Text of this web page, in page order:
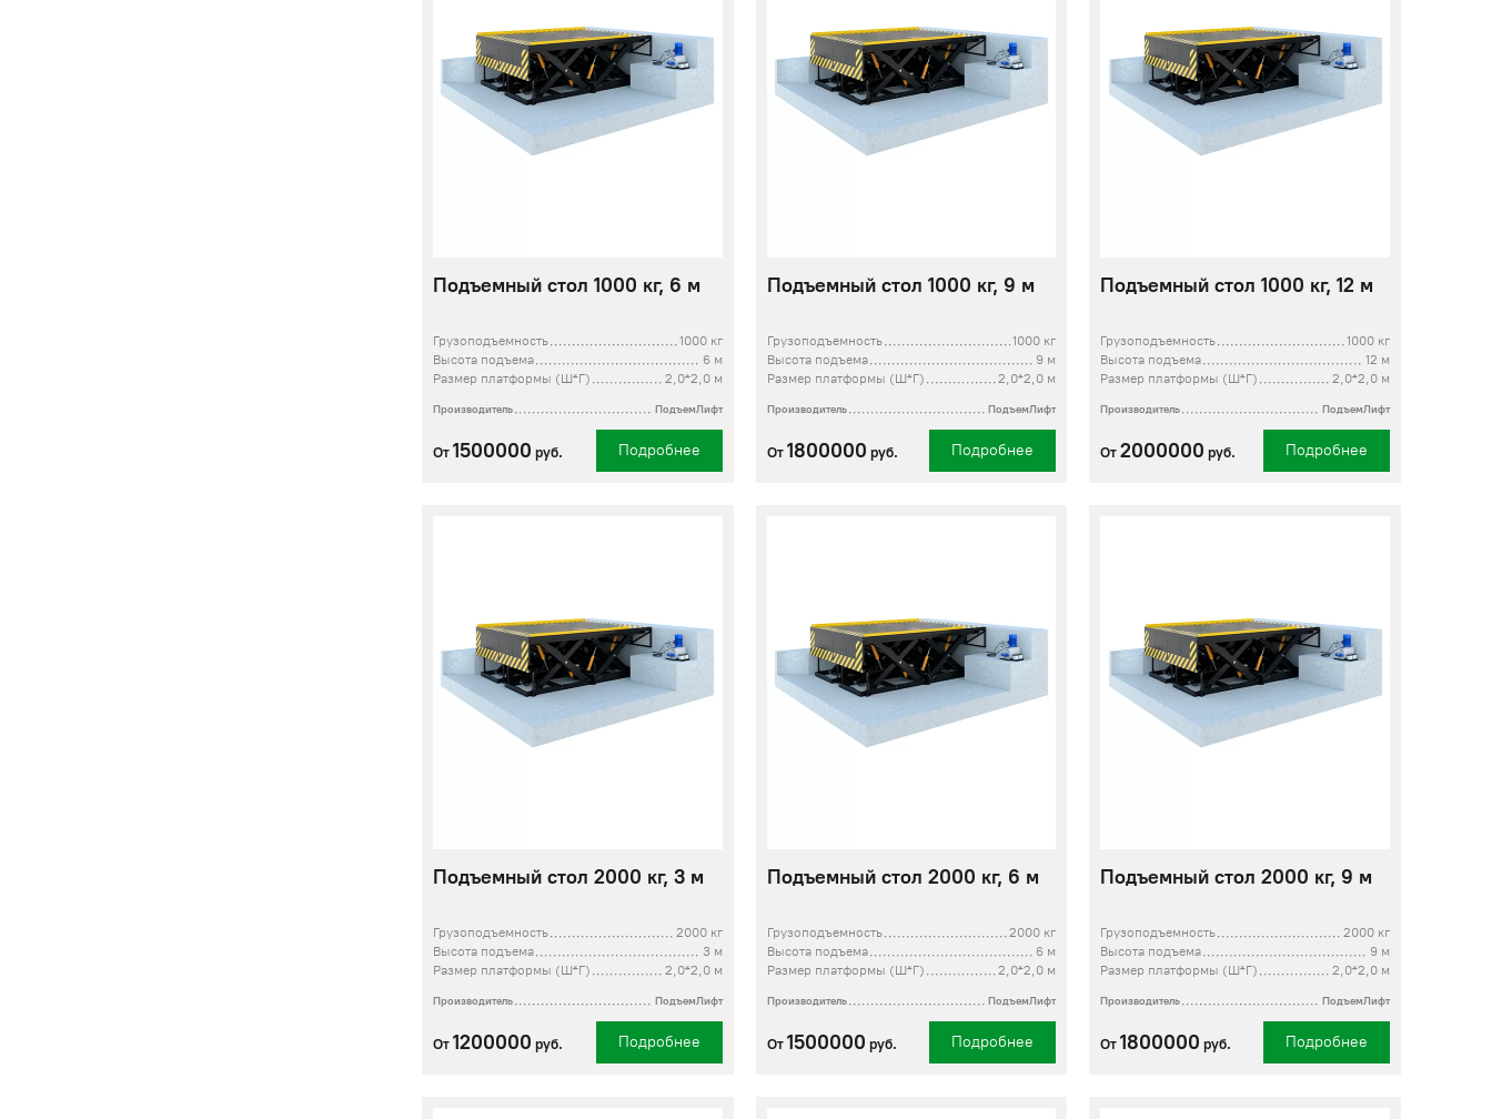
Подъемный стол 1000 кг, 6 м
Грузоподъемность
1000 кг
Высота подъема
6 м
Размер платформы (Ш*Г)
2,0*2,0 м
Производитель ПодъемЛифт
От 1500000 руб. Подробнее
Подъемный стол 1000 кг, 9 м
Грузоподъемность
1000 кг
Высота подъема
9 м
Размер платформы (Ш*Г)
2,0*2,0 м
Производитель ПодъемЛифт
От 1800000 руб. Подробнее
Подъемный стол 1000 кг, 12 м
Грузоподъемность
1000 кг
Высота подъема
12 м
Размер платформы (Ш*Г)
2,0*2,0 м
Производитель ПодъемЛифт
От2000000 руб. Подробнее
Подъемный стол 2000 кг, 3 м
Грузоподъемность
2000 кг
Высота подъема
3 м
Размер платформы (Ш*Г)
2,0*2,0 м
Производитель ПодъемЛифт
От 1200000 руб. Подробнее
Подъемный стол 2000 кг, 6 м
Грузоподъемность
2000 кг
Высота подъема
6 м
Размер платформы (Ш*Г)
2,0*2,0 м
Производитель ПодъемЛифт
От 1500000 руб. Подробнее
Подъемный стол 2000 кг, 9 м
Грузоподъемность
2000 кг
Высота подъема
9 м
Размер платформы (Ш*Г)
2,0*2,0 м
Производитель ПодъемЛифт
От1800000 руб. Подробнее